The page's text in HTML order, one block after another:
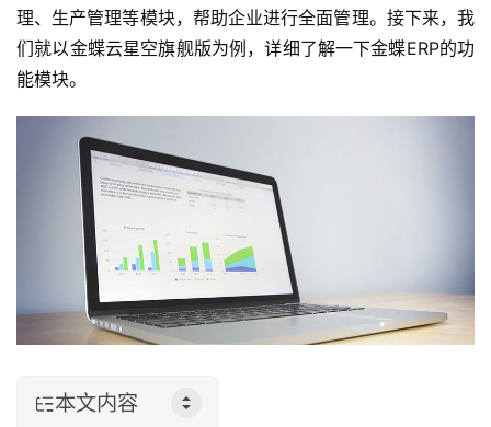
理、生产管理等模块，帮助企业进行全面管理。接下来，我
们就以金蝶云星空旗舰版为例，详细了解一下金蝶ERP的功
能模块。
本文内容